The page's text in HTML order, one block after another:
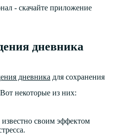
- скачайте приложение
дневника
дневника для сохранения
некоторые из них:
своим эффектом